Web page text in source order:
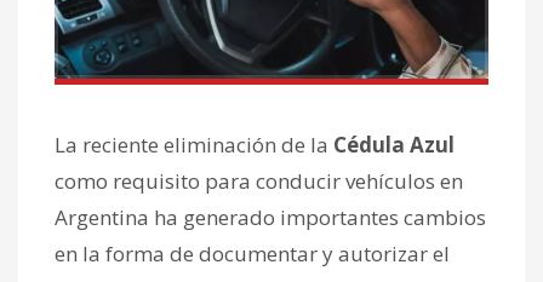
La reciente eliminación de la Cédula Azul
como requisito para conducir vehículos en
Argentina ha generado importantes cambios
en la forma de documentar y autorizar el